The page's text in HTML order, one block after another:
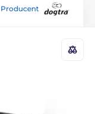
Producent